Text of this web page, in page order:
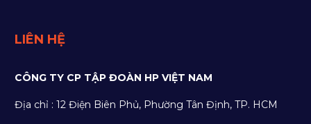
LIÊN HỆ
CÔNG TY CP TẬP ĐOÀN HP VIỆT NAM
Địa chỉ : 12 Điện Biên Phủ, Phường Tân Định, TP. HCM